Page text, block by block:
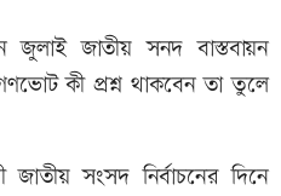
জুলাই জাতীয় সনদ বাস্তবায়ন
কী প্রশ্ন থাকবেন তা তুলে
সংসদ নির্বাচনের দিনে